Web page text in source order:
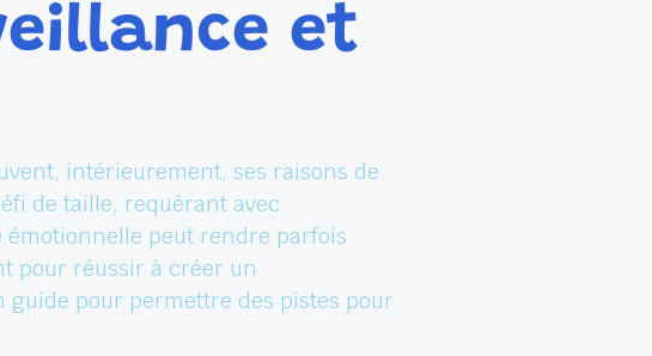
et
intérieurement, ses raisons de
de taille, requérant avec
peut rendre parfois
pour réussir à créer un
pour permettre des pistes pour